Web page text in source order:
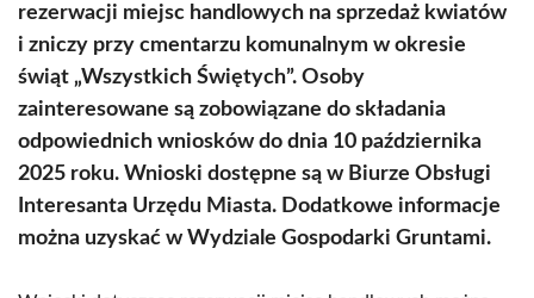
rezerwacji miejsc handlowych na sprzedaż kwiatów
i zniczy przy cmentarzu komunalnym w okresie
świąt „Wszystkich Świętych”. Osoby
zainteresowane są zobowiązane do składania
odpowiednich wniosków do dnia 10 października
2025 roku. Wnioski dostępne są w Biurze Obsługi
Interesanta Urzędu Miasta. Dodatkowe informacje
można uzyskać w Wydziale Gospodarki Gruntami.